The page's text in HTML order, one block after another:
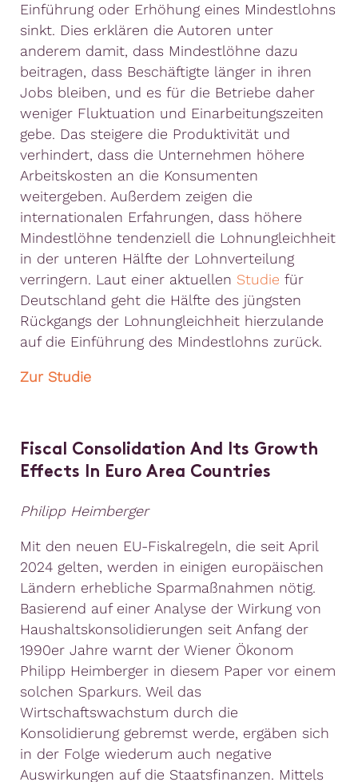
Einführung oder Erhöhung eines Mindestlohns
sinkt. Dies erklären die Autoren unter
anderem damit, dass Mindestlöhne dazu
beitragen, dass Beschäftigte länger in ihren
Jobs bleiben, und es für die Betriebe daher
weniger Fluktuation und Einarbeitungszeiten
gebe. Das steigere die Produktivität und
verhindert, dass die Unternehmen höhere
Arbeitskosten an die Konsumenten
weitergeben. Außerdem zeigen die
internationalen Erfahrungen, dass höhere
Mindestlöhne tendenziell die Lohnungleichheit
in der unteren Hälfte der Lohnverteilung
verringern. Laut einer aktuellen Studie für
Deutschland geht die Hälfte des jüngsten
Rückgangs der Lohnungleichheit hierzulande
auf die Einführung des Mindestlohns zurück.
Zur Studie
Fiscal Consolidation And Its Growth
Effects In Euro Area Countries
Philipp Heimberger
Mit den neuen EU-Fiskalregeln, die seit April
2024 gelten, werden in einigen europäischen
Ländern erhebliche Sparmaßnahmen nötig.
Basierend auf einer Analyse der Wirkung von
Haushaltskonsolidierungen seit Anfang der
1990er Jahre warnt der Wiener Ökonom
Philipp Heimberger in diesem Paper vor einem
solchen Sparkurs. Weil das
Wirtschaftswachstum durch die
Konsolidierung gebremst werde, ergäben sich
in der Folge wiederum auch negative
Auswirkungen auf die Staatsfinanzen. Mittels